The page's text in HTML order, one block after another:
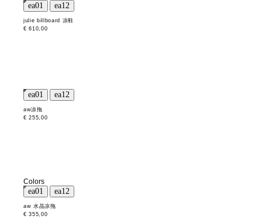
julie billboard 凉鞋
€ 610,00
aw凉拖
€ 255,00
Colors
aw 水晶凉拖
€ 355,00